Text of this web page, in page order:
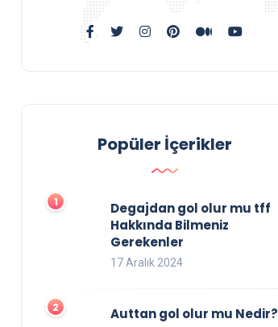
Popüler İçerikler
Degajdan gol olur mu tff
Hakkında Bilmeniz
Gerekenler
17 Aralık 2024
Auttan gol olur mu Nedir?